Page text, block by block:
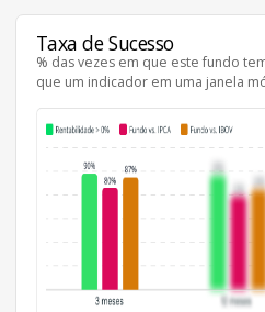
Taxa de Sucesso
% das vezes em que este fundo
que um indicador em uma janela